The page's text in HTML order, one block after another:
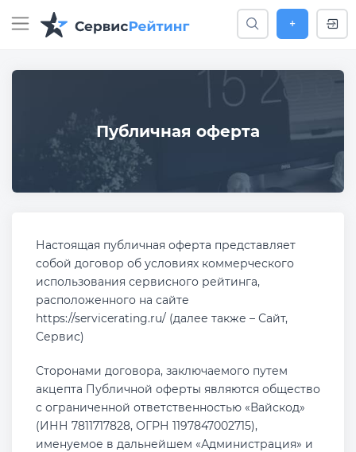
+
Публичная оферта
Настоящая публичная оферта представляет
собой договор об условиях коммерческого
использования сервисного рейтинга,
расположенного на сайте
https://servicerating.ru/ (далее также – Сайт,
Сервис)
Сторонами договора, заключаемого путем
акцепта Публичной оферты являются общество
с ограниченной ответственностью «Вайскод»
(ИНН 7811717828, ОГРН 1197847002715),
именуемое в дальнейшем «Администрация» и